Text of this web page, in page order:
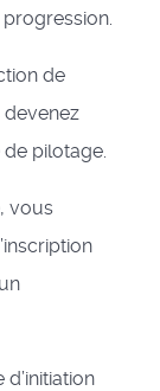
de
devenez
pilotage.
vous